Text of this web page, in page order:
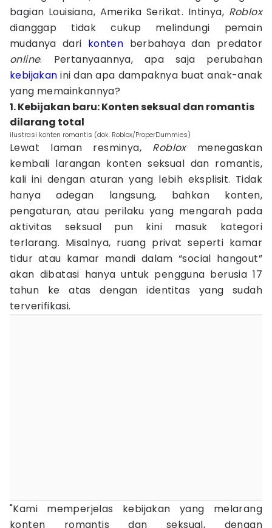
bagian Louisiana, Amerika Serikat. Intinya, Roblox
dianggap tidak cukup melindungi pemain
mudanya dari konten berbahaya dan predator
online. Pertanyaannya, apa saja perubahan
kebijakan ini dan apa dampaknya buat anak-anak
yang memainkannya?
1. Kebijakan baru: Konten seksual dan romantis
dilarang total
ilustrasi konten romantis (dok. Roblox/ProperDummies)
Lewat laman resminya, Robloxmenegaskan
kembali larangan konten seksual dan romantis,
kali ini dengan aturan yang lebih eksplisit. Tidak
hanya adegan langsung, bahkan konten,
pengaturan, atau perilaku yang mengarah pada
aktivitas seksual pun kini masuk kategori
terlarang. Misalnya, ruang privat seperti kamar
tidur atau kamar mandi dalam “social hangout”
akan dibatasi hanya untuk pengguna berusia 17
tahun ke atas dengan identitas yang sudah
terverifikasi.
"Kami memperjelas kebijakan yang melarang
konten romantis dan seksual, dengan